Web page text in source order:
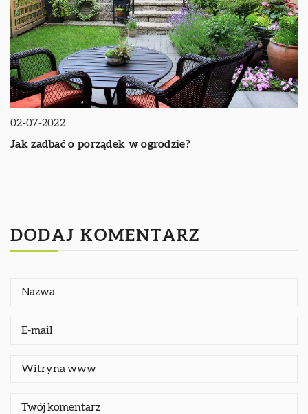
02-07-2022
Jak zadbać o porządek w ogrodzie?
DODAJ KOMENTARZ